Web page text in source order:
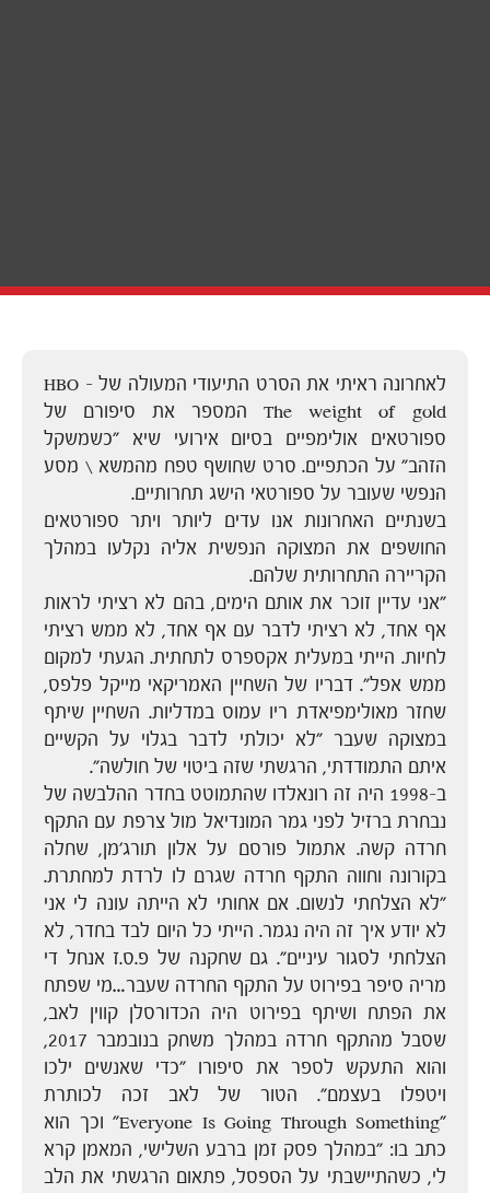
לאחרונה ראיתי את הסרט התיעודי המעולה של HBO –
The weight of gold המספר את סיפורם של
ספורטאים אולימפיים בסיום אירועי שיא "כשמשקל
הזהב" על הכתפיים. סרט שחושף טפח מהמשא \ מסע
הנפשי שעובר על ספורטאי הישג תחרותיים.
בשנתיים האחרונות אנו עדים ליותר ויתר ספורטאים
החושפים את המצוקה הנפשית אליה נקלעו במהלך
הקריירה התחרותית שלהם.
"אני עדיין זוכר את אותם הימים, בהם לא רציתי לראות
אף אחד, לא רציתי לדבר עם אף אחד, לא ממש רציתי
לחיות. הייתי במעלית אקספרס לתחתית. הגעתי למקום
ממש אפל". דבריו של השחיין האמריקאי מייקל פלפס,
שחזר מאולימפיאדת ריו עמוס במדליות. השחיין שיתף
במצוקה שעבר "לא יכולתי לדבר בגלוי על הקשיים
איתם התמודדתי, הרגשתי שזה ביטוי של חולשה".
ב-1998 היה זה רונאלדו שהתמוטט בחדר ההלבשה של
נבחרת ברזיל לפני גמר המונדיאל מול צרפת עם התקף
חרדה קשה. אתמול פורסם על אלון תורג'מן, שחלה
בקורונה וחווה התקף חרדה שגרם לו לרדת למחתרת.
"לא הצלחתי לנשום. אם אחותי לא הייתה עונה לי אני
לא יודע איך זה היה נגמר. הייתי כל היום לבד בחדר, לא
הצלחתי לסגור עיניים". גם שחקנה של פ.ס.ז אנחל די
מריה סיפר בפירוט על התקף החרדה שעבר…מי שפתח
את הפתח ושיתף בפירוט היה הכדורסלן קווין לאב,
שסבל מהתקף חרדה במהלך משחק בנובמבר 2017,
והוא התעקש לספר את סיפורו "כדי שאנשים ילכו
ויטפלו בעצמם". הטור של לאב זכה לכותרת
"Everyone Is Going Through Something" וכך הוא
כתב בו: "במהלך פסק זמן ברבע השלישי, המאמן קרא
לי, כשהתיישבתי על הספסל, פתאום הרגשתי את הלב